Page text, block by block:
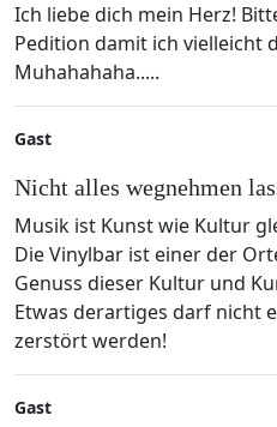
Ich liebe dich mein Herz!
Pedition damit ich vielleicht
Muhahahaha.....
Gast
Nicht alles wegnehmen
Musik ist Kunst wie Kultur
Die Vinylbar ist einer der
Genuss dieser Kultur und
Etwas derartiges darf nicht
zerstört werden!
Gast